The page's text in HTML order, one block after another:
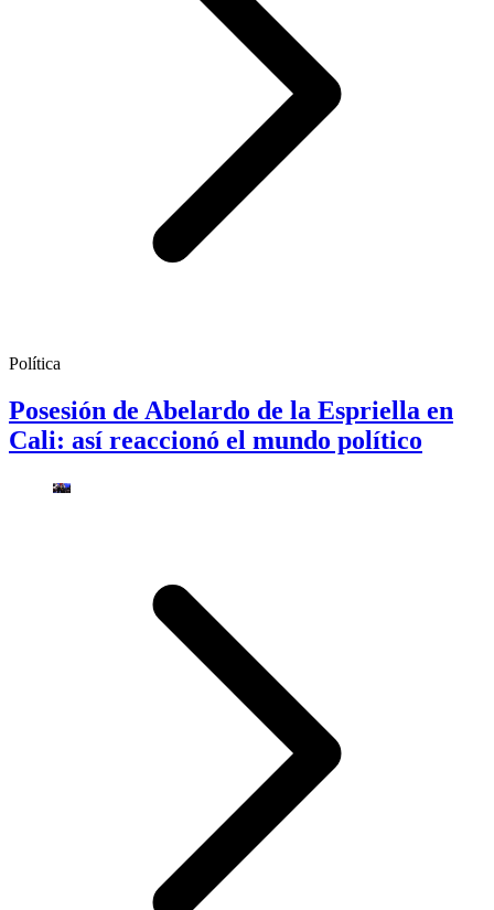
Política
Posesión de Abelardo de la Espriella en
Cali: así reaccionó el mundo político